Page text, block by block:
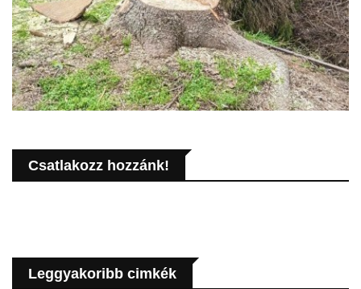
Csatlakozz hozzánk!
Leggyakoribb cimkék